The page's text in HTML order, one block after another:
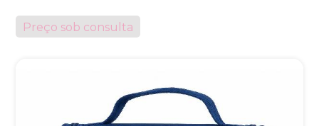
Preço sob consulta
Eu concordo em receber comunicações.